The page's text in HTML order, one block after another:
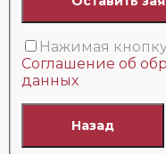
Нажимая
Соглашение об
данных
Назад